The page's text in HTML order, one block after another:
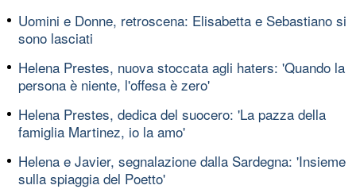
Uomini e Donne, retroscena: Elisabetta e Sebastiano si
sono lasciati
Helena Prestes, nuova stoccata agli haters: 'Quando la
persona è niente, l'offesa è zero'
Helena Prestes, dedica del suocero: 'La pazza della
famiglia Martinez, io la amo'
Helena e Javier, segnalazione dalla Sardegna: 'Insieme
sulla spiaggia del Poetto'